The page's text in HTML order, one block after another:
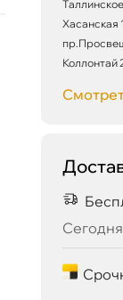
Хасанская
Коллонтай
2